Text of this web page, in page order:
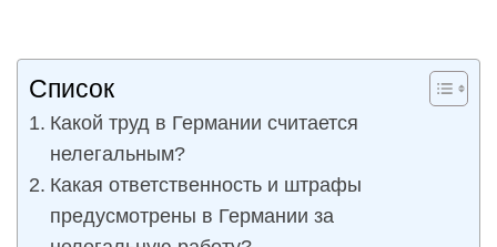
Список
Какой труд в Германии считается
нелегальным?
Какая ответственность и штрафы
предусмотрены в Германии за